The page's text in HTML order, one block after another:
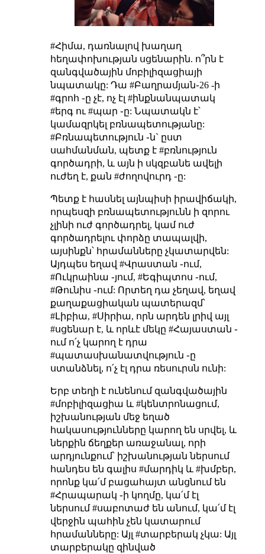
#Հիմա, դառնալով խաղաղ
հեղափոխության սցենարին. ո՞րն է
զանգվածային մոբիլիզացիայի
նպատակը: Դա #Բաղրամյան֊26 -ի
#գրոհ ֊ը չէ, ոչ էլ #ինքնանպատակ
#երգ ու #պար ֊ը: Նպատակն է՝
կամազրկել բռնապետությանը:
#Բռնապետություն ֊ն` ըստ
սահմանման, պետք է #բռնություն
գործադրի, և այն ի սկզբանե ավելի
ուժեղ է, քան #ժողովուրդ ֊ը:
Պետք է հասնել այնպիսի իրավիճակի,
որպեսզի բռնապետությունն ի զորու
չլինի ուժ գործադրել, կամ ուժ
գործադրելու փորձը տապալվի,
այսինքն՝ հրամանները չկատարվեն:
Այդպես եղավ #Վրաստան ֊ում,
#Ուկրաինա ֊յում, #Եգիպտոս ֊ում,
#Թունիս ֊ում: Որտեղ դա չեղավ, եղավ
քաղաքացիական պատերազմ՝
#Լիբիա, #Սիրիա, որն արդեն լրիվ այլ
#սցենար է, և որևէ մեկը #Հայաստան ֊
ում ո՛չ կարող է դրա
#պատասխանատվություն ֊ը
ստանձնել, ո՛չ էլ դրա ռեսուրսն ունի:
Երբ տեղի է ունենում զանգվածային
#մոբիլիզացիա և #կենտրոնացում,
իշխանության մեջ եղած
հակասությունները կարող են սրվել, և
ներքին ճեղքեր առաջանալ, որի
արդյունքում՝ իշխանության ներսում
հանդես են գալիս #մարդիկ և #խմբեր,
որոնք կա՛մ բացահայտ անցնում են
#Հրապարակ ֊ի կողմը, կա՛մ էլ
ներսում #սաբոտաժ են անում, կա՛մ էլ
վերջին պահին չեն կատարում
հրամանները: Այլ #տարբերակ չկա: Այլ
տարբերակը զինված